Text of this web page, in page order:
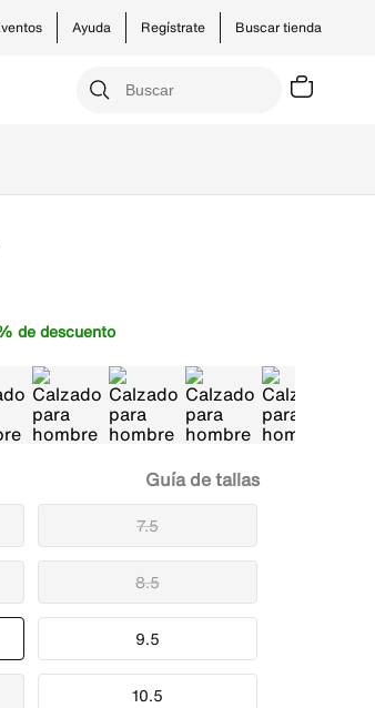
Buscar tienda
Ayuda Regístrate
de descuento
7.5
8.5
9.5
10.5
Guía de tallas